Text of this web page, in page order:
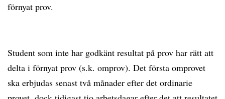
förnyat prov.
Student som inte har godkänt resultat på prov har rätt att
delta i förnyat prov (s.k. omprov). Det första omprovet
ska erbjudas senast två månader efter det ordinarie